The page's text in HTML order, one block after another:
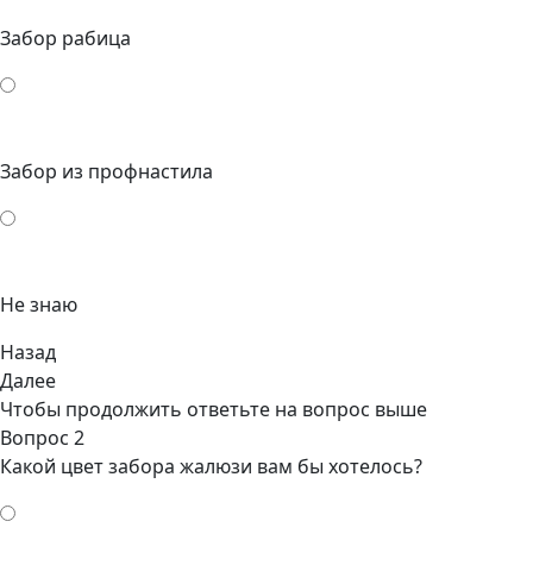
Забор рабица
Забор из профнастила
Не знаю
Назад
Далее
Чтобы продолжить ответьте на вопрос выше
Вопрос 2
Какой цвет забора жалюзи вам бы хотелось?